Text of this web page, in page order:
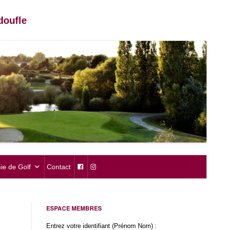
de Golf Contact
ESPACE MEMBRES
Entrez votre identifiant (Prénom Nom) :